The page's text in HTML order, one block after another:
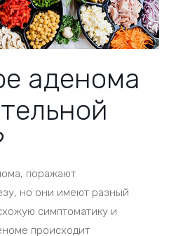
аденома
поражают
но они имеют разный
симптоматику и
происходит